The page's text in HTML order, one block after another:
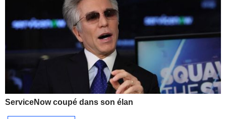
ServiceNow coupé dans son élan